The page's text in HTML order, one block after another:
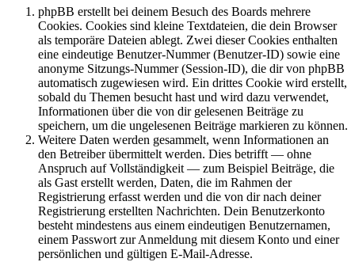
phpBB erstellt bei deinem Besuch des Boards mehrere
Cookies. Cookies sind kleine Textdateien, die dein Browser
als temporäre Dateien ablegt. Zwei dieser Cookies enthalten
eine eindeutige Benutzer-Nummer (Benutzer-ID) sowie eine
anonyme Sitzungs-Nummer (Session-ID), die dir von phpBB
automatisch zugewiesen wird. Ein drittes Cookie wird erstellt,
sobald du Themen besucht hast und wird dazu verwendet,
Informationen über die von dir gelesenen Beiträge zu
speichern, um die ungelesenen Beiträge markieren zu können.
Weitere Daten werden gesammelt, wenn Informationen an
den Betreiber übermittelt werden. Dies betrifft — ohne
Anspruch auf Vollständigkeit — zum Beispiel Beiträge, die
als Gast erstellt werden, Daten, die im Rahmen der
Registrierung erfasst werden und die von dir nach deiner
Registrierung erstellten Nachrichten. Dein Benutzerkonto
besteht mindestens aus einem eindeutigen Benutzernamen,
einem Passwort zur Anmeldung mit diesem Konto und einer
persönlichen und gültigen E-Mail-Adresse.